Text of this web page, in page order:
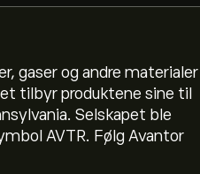
gaser og andre materialer
tilbyr produktene sine til
Selskapet ble
AVTR. Følg Avantor
degpå eToro for